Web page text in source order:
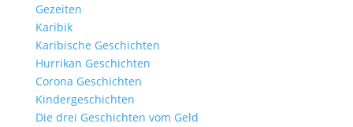
Gezeiten
Karibik
Karibische Geschichten
Hurrikan Geschichten
Corona Geschichten
Kindergeschichten
Die drei Geschichten vom Geld